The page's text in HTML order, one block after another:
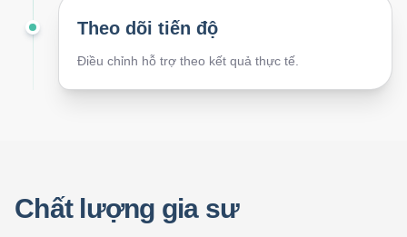
Theo dõi tiến độ
Điều chỉnh hỗ trợ theo kết quả thực tế.
Chất lượng gia sư